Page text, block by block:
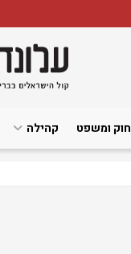
חוק ומשפט קהילה